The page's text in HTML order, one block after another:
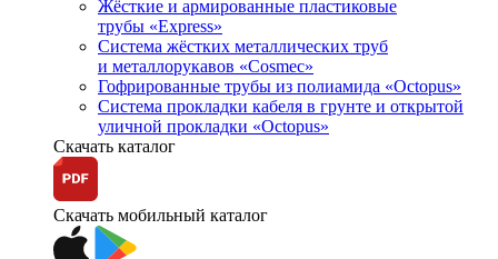
Жёсткие и армированные пластиковые
трубы «Express»
Система жёстких металлических труб
и металлорукавов «Cosmec»
Гофрированные трубы из полиамида «Octopus»
Система прокладки кабеля в грунте и открытой
уличной прокладки «Octopus»
Скачать каталог
Скачать мобильный каталог